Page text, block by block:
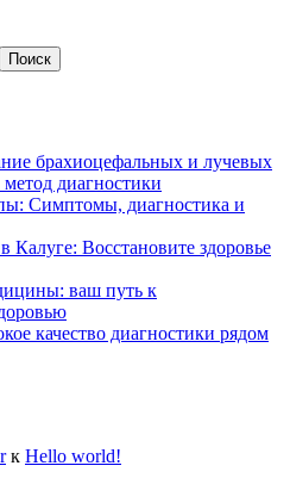
Поиск
брахиоцефальных и лучевых
диагностики
Симптомы, диагностика и
Калуге: Восстановите здоровье
ваш путь к
качество диагностики рядом
к Hello world!